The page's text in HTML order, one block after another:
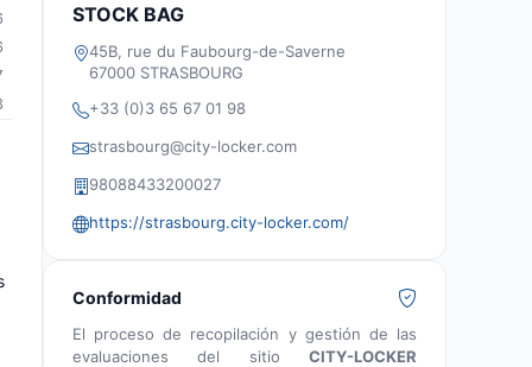
STOCK BAG
45B, rue du Faubourg-de-Saverne
67000 STRASBOURG
+33 (0)3 65 67 01 98
strasbourg@city-locker.com
98088433200027
https://strasbourg.city-locker.com/
Conformidad
El proceso de recopilación y gestión de las
evaluaciones del sitio CITY-LOCKER